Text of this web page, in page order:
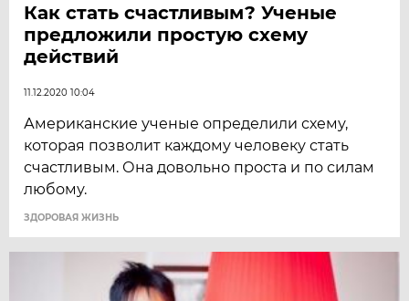
Как стать счастливым? Ученые
предложили простую схему
действий
11.12.2020 10:04
Американские ученые определили схему,
которая позволит каждому человеку стать
счастливым. Она довольно проста и по силам
любому.
ЗДОРОВАЯ ЖИЗНЬ